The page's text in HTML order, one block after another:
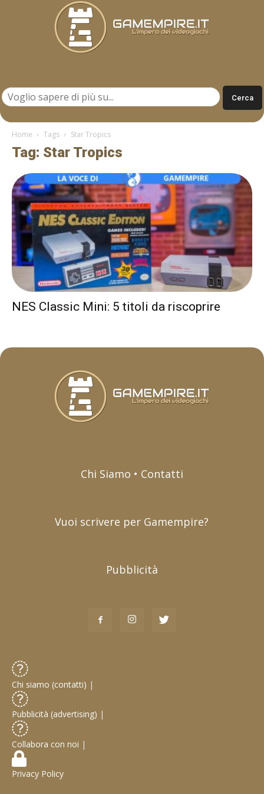
Home Tags Star Tropics
Tag: Star Tropics
NES Classic Mini: 5 titoli da riscoprire
Chi Siamo • Contatti
Vuoi scrivere per Gamempire?
Pubblicità
Chi siamo (contatti) |
Pubblicità (advertising) |
Collabora con noi |
Privacy Policy